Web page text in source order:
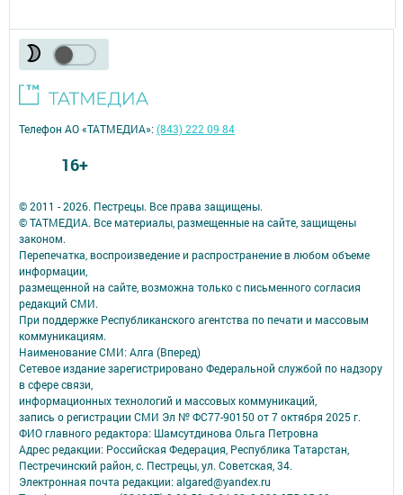
© 2011 - 2026. Пестрецы. Все права защищены.
© ТАТМЕДИА. Все материалы, размещенные на сайте, защищены
законом.
Перепечатка, воспроизведение и распространение в любом объеме
информации,
размещенной на сайте, возможна только с письменного согласия
редакций СМИ.
При поддержке Республиканского агентства по печати и массовым
коммуникациям.
Наименование СМИ: Алга (Вперед)
Сетевое издание зарегистрировано Федеральной службой по надзору
в сфере связи,
информационных технологий и массовых коммуникаций,
запись о регистрации СМИ Эл № ФС77-90150 от 7 октября 2025 г.
ФИО главного редактора: Шамсутдинова Ольга Петровна
Адрес редакции: Российская Федерация, Республика Татарстан,
Пестречинский район, с. Пестрецы, ул. Советская, 34.
Электронная почта редакции: algared@yandex.ru
Телефон АО «ТАТМЕДИА»:(843) 222 09 84
16+